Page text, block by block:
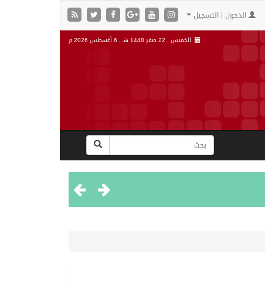
الدخول | التسجيل
الخميس , 22 صفر 1448 هـ , 6 أغسطس 2026 م